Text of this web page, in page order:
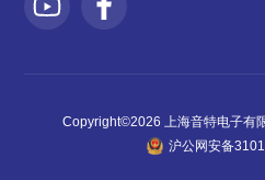
Copyright©2026 上海音特电子有
沪公网安备